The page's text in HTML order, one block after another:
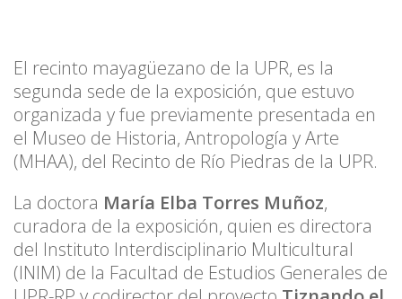
El recinto mayagüezano de la UPR, es la
segunda sede de la exposición, que estuvo
organizada y fue previamente presentada en
el Museo de Historia, Antropología y Arte
(MHAA), del Recinto de Río Piedras de la UPR.
La doctora María Elba Torres Muñoz,
curadora de la exposición, quien es directora
del Instituto Interdisciplinario Multicultural
(INIM) de la Facultad de Estudios Generales de